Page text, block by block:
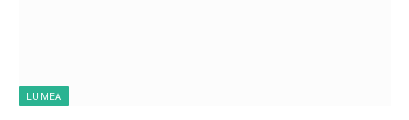
LUMEA